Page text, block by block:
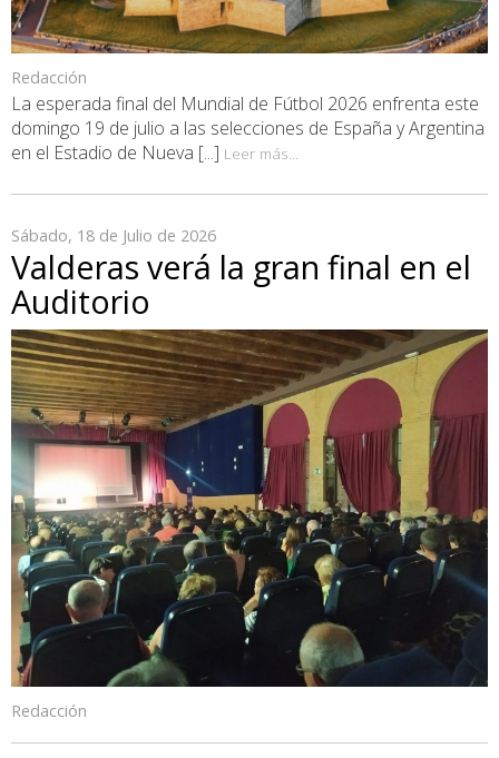
Redacción
La esperada final del Mundial de Fútbol 2026 enfrenta este
domingo 19 de julio a las selecciones de España y Argentina
en el Estadio de Nueva [...] Leer más...
Sábado, 18 de Julio de 2026
Valderas verá la gran final en el
Auditorio
Redacción